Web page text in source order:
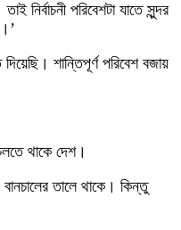
পরিবেশটা যাতে সুন্দর
শান্তিপূর্ণ পরিবেশ বজায়
থাকে দেশ।
তালে থাকে। কিন্তু